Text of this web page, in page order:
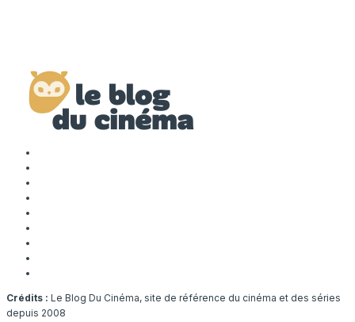
Crédits : Le Blog Du Cinéma, site de référence du cinéma et des séries
depuis 2008